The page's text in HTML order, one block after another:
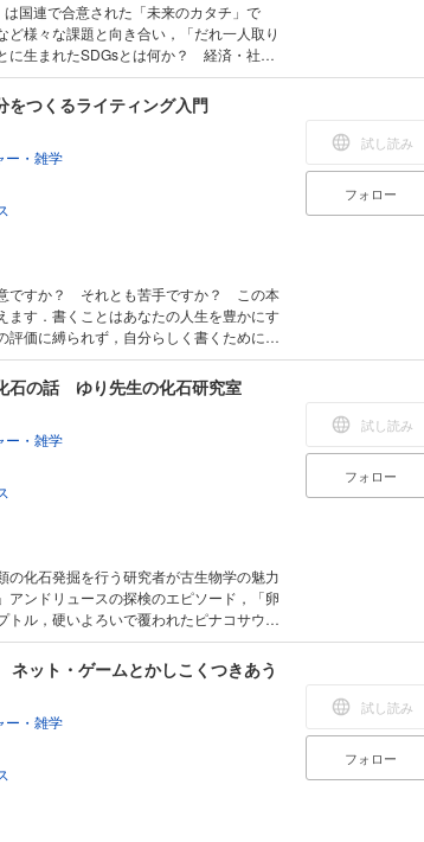
国連で合意された「未来のカタチ」で
ど様々な課題と向き合い，「だれ一人取り
に生まれたSDGsとは何か？ 経済・社
若い世代に向けてわかりやすく解説しま
アウト型」で作成されており，タブレッ
た端末で読むことに適しています．ま
字列のハイライト，検索，辞書の参照，
ん．
つくるライティング入門
ー・雑学
ですか？ それとも苦手ですか？ この本
ます．書くことはあなたの人生を豊かにす
評価に縛られず，自分らしく書くためには
分と向き合い，自分のために書くことの
は「固定レイアウト型」で作成されてお
プレイを備えた端末で読むことに適して
ること，文字列のハイライト，検索，辞
できません．
試し読み
フォロー
石の話 ゆり先生の化石研究室
ー・雑学
の化石発掘を行う研究者が古生物学の魅力
アンドリュースの探検のエピソード，「卵
トル，硬いよろいで覆われたピナコサウル
アンドリューサルクスなど絶滅動物の姿や
ト型」
など大きなディスプレイを備えた端末で読
字だけを拡大すること，文字列のハイラ
どの機能は使用できません．
試し読み
フォロー
ット・ゲームとかしこくつきあう
ー・雑学
試し読み
フォロー